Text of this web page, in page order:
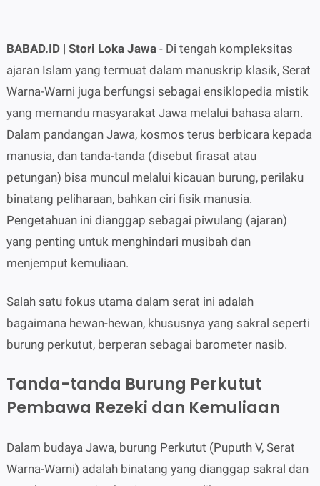
BABAD.ID | Stori Loka Jawa- Di tengah kompleksitas
ajaran Islam yang termuat dalam manuskrip klasik, Serat
Warna-Warni juga berfungsi sebagai ensiklopedia mistik
yang memandu masyarakat Jawa melalui bahasa alam.
Dalam pandangan Jawa, kosmos terus berbicara kepada
manusia, dan tanda-tanda (disebut firasat atau
petungan) bisa muncul melalui kicauan burung, perilaku
binatang peliharaan, bahkan ciri fisik manusia.
Pengetahuan ini dianggap sebagai piwulang (ajaran)
yang penting untuk menghindari musibah dan
menjemput kemuliaan.
Salah satu fokus utama dalam serat ini adalah
bagaimana hewan-hewan, khususnya yang sakral seperti
burung perkutut, berperan sebagai barometer nasib.
Tanda-tanda Burung Perkutut
Pembawa Rezeki dan Kemuliaan
Dalam budaya Jawa, burung Perkutut (Puputh V, Serat
Warna-Warni) adalah binatang yang dianggap sakral dan